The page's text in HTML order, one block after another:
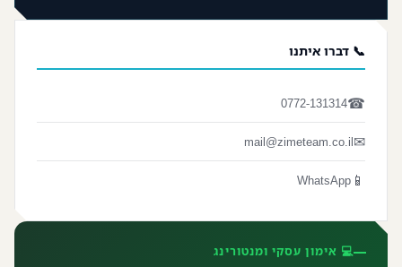
📞 דברו איתנו
☎
0772-131314
✉
mail@zimeteam.co.il
📱
WhatsApp
💻 אימון עסקי ומנטורינג